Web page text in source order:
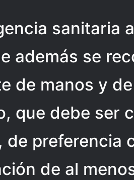
sanitaria
además se
de manos y
que debe ser
de preferencia
de al